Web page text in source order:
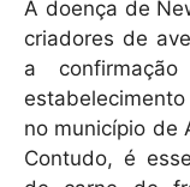
p
p
o
o
k
A doença de
criadores de
a
no município de
Contudo, é